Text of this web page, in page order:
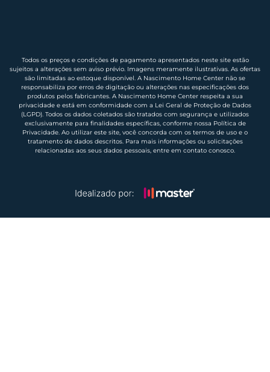
Todos os preços e condições de pagamento apresentados neste site estão
sujeitos a alterações sem aviso prévio. Imagens meramente ilustrativas. As ofertas
são limitadas ao estoque disponível. A Nascimento Home Center não se
responsabiliza por erros de digitação ou alterações nas especificações dos
produtos pelos fabricantes. A Nascimento Home Center respeita a sua
privacidade e está em conformidade com a Lei Geral de Proteção de Dados
(LGPD). Todos os dados coletados são tratados com segurança e utilizados
exclusivamente para finalidades específicas, conforme nossa Política de
Privacidade. Ao utilizar este site, você concorda com os termos de uso e o
tratamento de dados descritos. Para mais informações ou solicitações
relacionadas aos seus dados pessoais, entre em contato conosco.